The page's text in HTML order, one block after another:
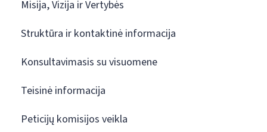
Misija, Vizija ir Vertybės
Struktūra ir kontaktinė informacija
Konsultavimasis su visuomene
Teisinė informacija
Peticijų komisijos veikla